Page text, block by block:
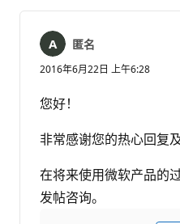
匿名
2016年6月22日 上午6:28
您好！
非常感谢您的热心回复及
在将来使用微软产品的
发帖咨询。